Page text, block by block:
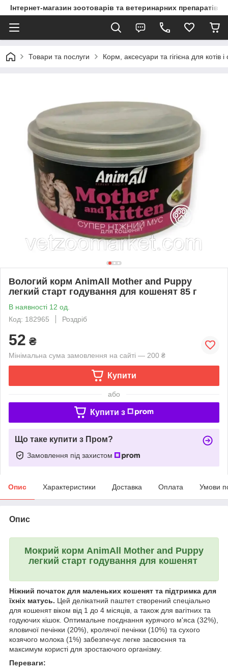
Інтернет-магазин зоотоварів та ветеринарних препаратів
Товари та послуги Корм, аксесуари та гігієна для котів і
Вологий корм AnimAll Mother and Puppy
легкий старт годування для кошенят 85 г
В наявності 12 од.
Код: 182965
Роздріб
52 ₴
Мінімальна сума замовлення на сайті — 200 ₴
Купити
або
Купити з
Що таке купити з Пром?
Замовлення під захистом
Опис Характеристики Доставка Оплата Умови
Опис
Мокрий корм AnimAll Mother and Puppy
легкий старт годування для кошенят
Ніжний початок для маленьких кошенят та підтримка для
їхніх матусь. Цей делікатний паштет створений спеціально
для кошенят віком від 1 до 4 місяців, а також для вагітних та
годуючих кішок. Оптимальне поєднання курячого м'яса (32%),
яловичої печінки (20%), кролячої печінки (10%) та сухого
козячого молока (1%) забезпечує легке засвоєння та
максимум користі для зростаючого організму.
Переваги: